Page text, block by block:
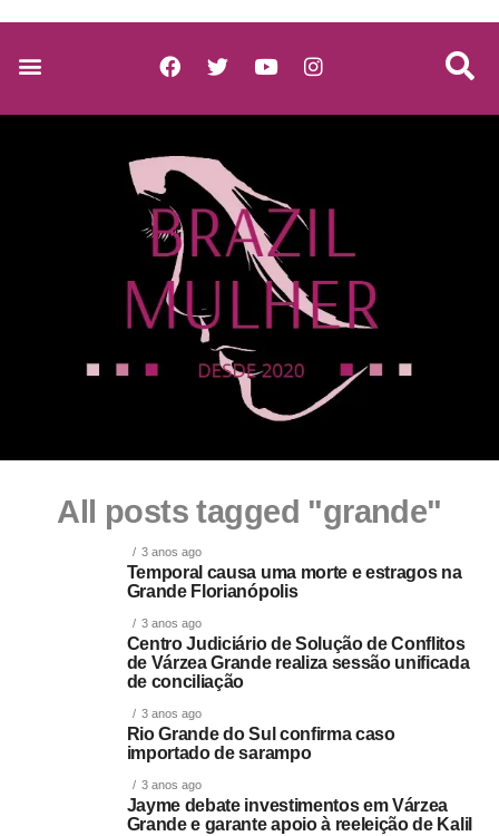
All posts tagged "grande"
3 anos ago
Temporal causa uma morte e estragos na
Grande Florianópolis
3 anos ago
Centro Judiciário de Solução de Conflitos
de Várzea Grande realiza sessão unificada
de conciliação
3 anos ago
Rio Grande do Sul confirma caso
importado de sarampo
3 anos ago
Jayme debate investimentos em Várzea
Grande e garante apoio à reeleição de Kalil